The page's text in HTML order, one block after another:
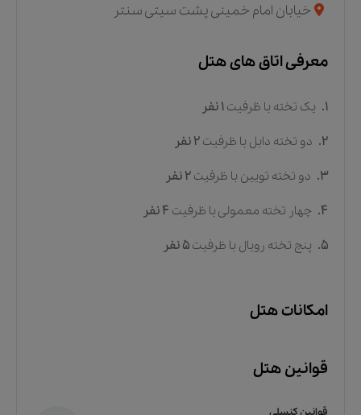
خیابان امام خمینی پشت سیتی سنتر
معرفی اتاق های هتل
1. یک تخته با ظرفیت 1 نفر
2. دو تخته دابل با ظرفیت 2 نفر
3. دو تخته تویین با ظرفیت 2 نفر
4. چهار تخته معمولی با ظرفیت 4 نفر
5. پنج تخته رویال با ظرفیت 5 نفر
امکانات هتل
قوانین هتل
قوانین کنسلی